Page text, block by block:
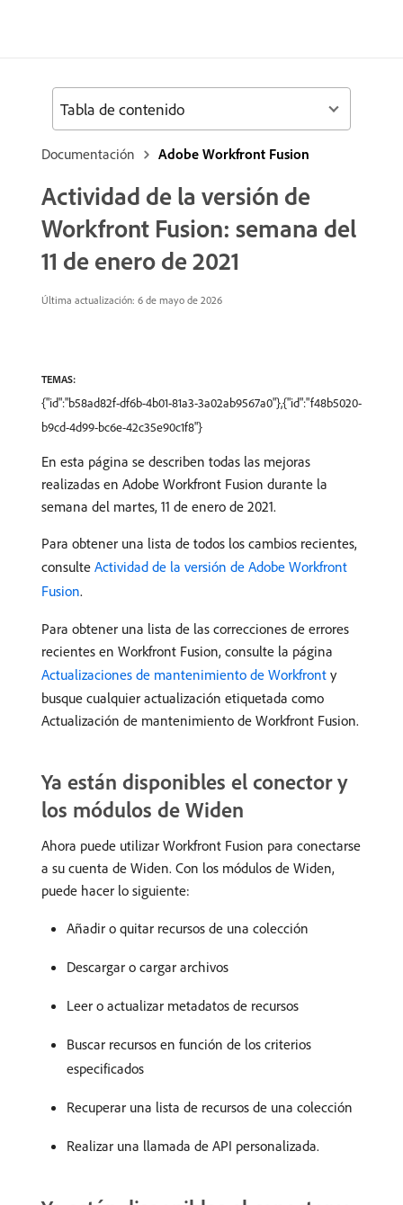
Documentación Adobe Workfront Fusion
Actividad de la versión de
Workfront Fusion: semana del
11 de enero de 2021
Última actualización: 6 de mayo de 2026
TEMAS:
{"id":"b58ad82f-df6b-4b01-81a3-3a02ab9567a0"},{"id":"f48b5020-
b9cd-4d99-bc6e-42c35e90c1f8"}
En esta página se describen todas las mejoras
realizadas en Adobe Workfront Fusion durante la
semana del martes, 11 de enero de 2021.
Para obtener una lista de todos los cambios recientes,
consulte Actividad de la versión de Adobe Workfront
Fusion.
Para obtener una lista de las correcciones de errores
recientes en Workfront Fusion, consulte la página
Actualizaciones de mantenimiento de Workfront y
busque cualquier actualización etiquetada como
Actualización de mantenimiento de Workfront Fusion.
Ya están disponibles el conector y
los módulos de Widen
Ahora puede utilizar Workfront Fusion para conectarse
a su cuenta de Widen. Con los módulos de Widen,
puede hacer lo siguiente:
Añadir o quitar recursos de una colección
Descargar o cargar archivos
Leer o actualizar metadatos de recursos
Buscar recursos en función de los criterios
especificados
Recuperar una lista de recursos de una colección
Realizar una llamada de API personalizada.
Tabla de contenido